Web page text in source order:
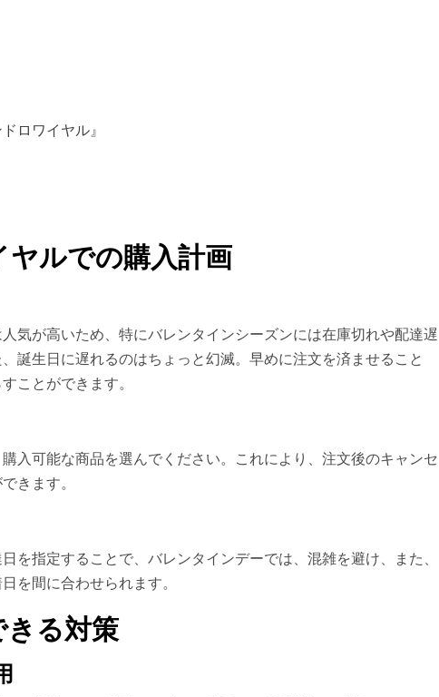
ロワイヤル』
ルでの購入計画
気が高いため、特にバレンタインシーズンには在庫切れや配達遅
誕生日に遅れるのはちょっと幻滅。早めに注文を済ませること
ことができます。
入可能な商品を選んでください。これにより、注文後のキャンセ
きます。
を指定することで、バレンタインデーでは、混雑を避け、また、
を間に合わせられます。
る対策